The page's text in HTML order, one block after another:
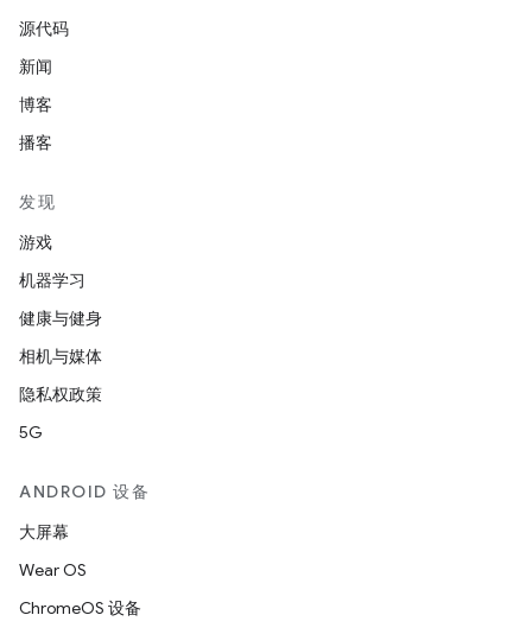
源代码
新闻
博客
播客
发现
游戏
机器学习
健康与健身
相机与媒体
隐私权政策
5G
ANDROID 设备
大屏幕
Wear OS
ChromeOS 设备